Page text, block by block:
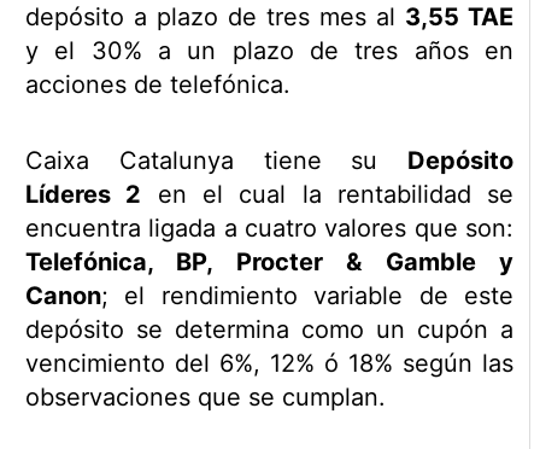
depósito a plazo de tres mes al 3,55 TAE
y el 30% a un plazo de tres años en
acciones de telefónica.
Caixa Catalunya tiene su Depósito
Líderes 2 en el cual la rentabilidad se
encuentra ligada a cuatro valores que son:
Telefónica, BP, Procter & Gamble y
Canon; el rendimiento variable de este
depósito se determina como un cupón a
vencimiento del 6%, 12% ó 18% según las
observaciones que se cumplan.